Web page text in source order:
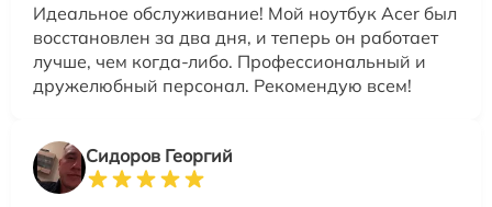
Идеальное обслуживание! Мой ноутбук Acer был
восстановлен за два дня, и теперь он работает
лучше, чем когда-либо. Профессиональный и
дружелюбный персонал. Рекомендую всем!
Сидоров Георгий